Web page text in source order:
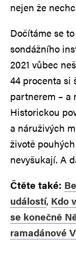
nejen že
Dočítáme se
sondážního
2021 vůbec
44 procenta si
partnerem – a
Historickou
a náruživých
životě
nevyšukají. A
Čtěte také:
událostí, Kdo
se konečně
ramadánové